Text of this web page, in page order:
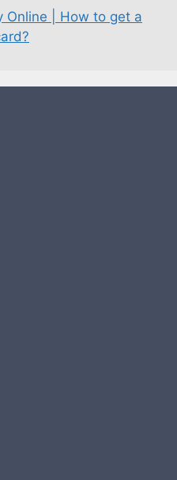
Online | How to get a